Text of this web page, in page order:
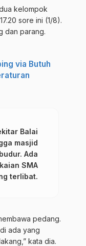
kelompok
sore ini (1/8).
dan parang.
via Butuh
Balai
masjid
Ada
SMA
terlibat.
pedang.
ada yang
kata dia.